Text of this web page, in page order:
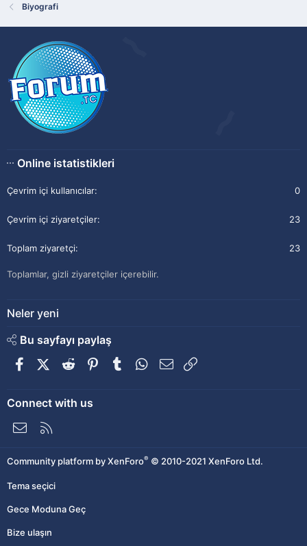
Biyografi
Online istatistikleri
Çevrim içi kullanıcılar 0
Çevrim içi ziyaretçiler 23
Toplam ziyaretçi 23
Toplamlar, gizli ziyaretçiler içerebilir.
Neler yeni
Bu sayfayı paylaş
FacebookX (Twitter)
Reddit PinterestTumblrWhatsApp
E-posta
Connect with us
Bize ulaşın
Community platform by XenForo® © 2010-2021 XenForo Ltd.
Tema seçici
Gece Moduna Geç
Bize ulaşın